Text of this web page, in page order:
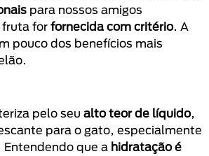
para nossos amigos
fruta for fornecida com critério. A
pouco dos benefícios mais
pelo seu alto teor de líquido,
para o gato, especialmente
que a hidratação é